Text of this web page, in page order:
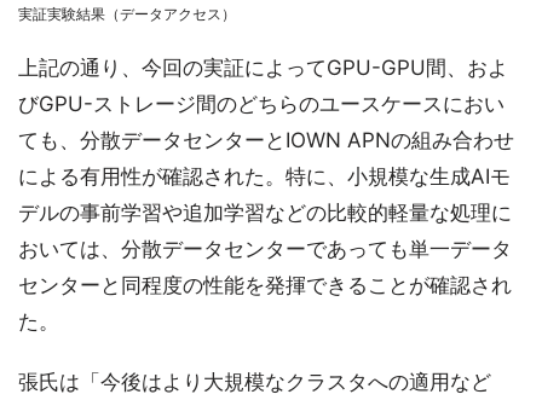
実証実験結果（データアクセス）
上記の通り、今回の実証によってGPU-GPU間、およ
びGPU-ストレージ間のどちらのユースケースにおい
ても、分散データセンターとIOWN APNの組み合わせ
による有用性が確認された。特に、小規模な生成AIモ
デルの事前学習や追加学習などの比較的軽量な処理に
おいては、分散データセンターであっても単一データ
センターと同程度の性能を発揮できることが確認され
た。
張氏は「今後はより大規模なクラスタへの適用など